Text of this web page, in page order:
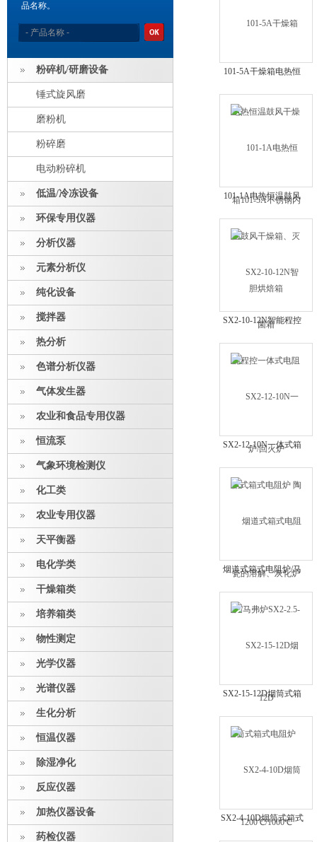
品名称。
粉碎机/研磨设备
锤式旋风磨
磨粉机
粉碎磨
电动粉碎机
低温/冷冻设备
环保专用仪器
分析仪器
元素分析仪
纯化设备
搅拌器
热分析
色谱分析仪器
气体发生器
农业和食品专用仪器
恒流泵
气象环境检测仪
化工类
农业专用仪器
天平衡器
电化学类
干燥箱类
培养箱类
物性测定
光学仪器
光谱仪器
生化分析
恒温仪器
除湿净化
反应仪器
加热仪器设备
药检仪器
101-5A干燥箱电热恒
不锈钢内胆烘焙箱
101-1A电热恒温鼓风
SX2-10-12N智能程控
SX2-12-10N一体式箱
解、灰化炉
烟道式箱式电阻炉/马
SX2-15-12D烟筒式箱
1200℃/1000℃
SX2-4-10D烟筒式箱式